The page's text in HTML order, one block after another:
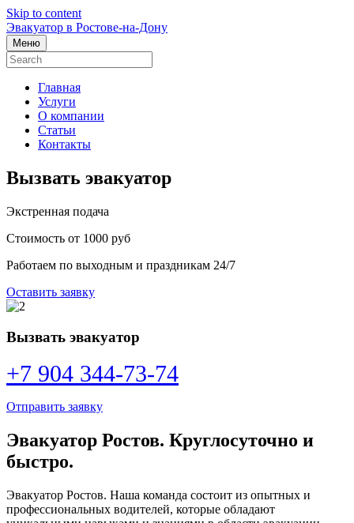
Skip to content
Эвакуатор в Ростове-на-Дону
Меню
Главная
Услуги
О компании
Статьи
Контакты
Вызвать эвакуатор
Экстренная подача
Стоимость от 1000 руб
Работаем по выходным и праздникам 24/7
Оставить заявку
Вызвать эвакуатор
+7 904 344-73-74
Отправить заявку
Эвакуатор Ростов. Круглосуточно и
быстро.
Эвакуатор Ростов. Наша команда состоит из опытных и
профессиональных водителей, которые обладают